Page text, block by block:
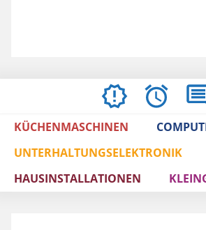
ÖFFNUNGSZEITEN
KÜCHENMASCHINEN
UNTERHALTUNGSELEKTRONIK
HAUSINSTALLATIONEN